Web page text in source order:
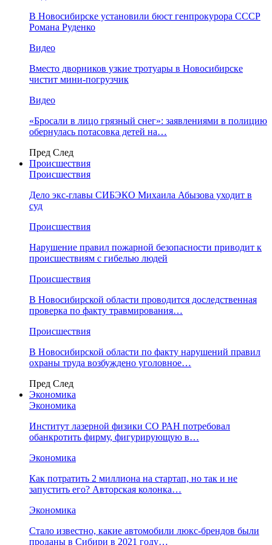
В Новосибирске установили бюст генпрокурора СССР
Романа Руденко
Видео
Вместо дворников узкие тротуары в Новосибирске
чистит мини-погрузчик
Видео
«Бросали в лицо грязный снег»: заявлениями в полицию
обернулась потасовка детей на…
Пред След
Происшествия
Происшествия
Дело экс-главы СИБЭКО Михаила Абызова уходит в
суд
Происшествия
Нарушение правил пожарной безопасности приводит к
происшествиям с гибелью людей
Происшествия
В Новосибирской области проводится доследственная
проверка по факту травмирования…
Происшествия
В Новосибирской области по факту нарушений правил
охраны труда возбуждено уголовное…
Пред След
Экономика
Экономика
Институт лазерной физики СО РАН потребовал
обанкротить фирму, фигурирующую в…
Экономика
Как потратить 2 миллиона на стартап, но так и не
запустить его? Авторская колонка…
Экономика
Стало известно, какие автомобили люкс-брендов были
проданы в Сибири в 2021 году…